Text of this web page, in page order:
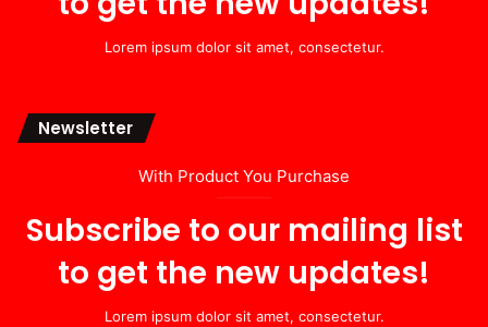
Lorem ipsum dolor sit amet, consectetur.
Newsletter
With Product You Purchase
Subscribe to our mailing list
to get the new updates!
Lorem ipsum dolor sit amet, consectetur.